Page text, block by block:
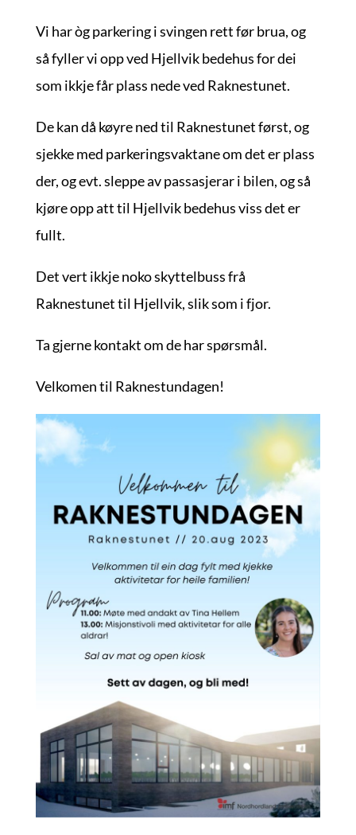
Vi har òg parkering i svingen rett før brua, og
så fyller vi opp ved Hjellvik bedehus for dei
som ikkje får plass nede ved Raknestunet.
De kan då køyre ned til Raknestunet først, og
sjekke med parkeringsvaktane om det er plass
der, og evt. sleppe av passasjerar i bilen, og så
kjøre opp att til Hjellvik bedehus viss det er
fullt.
Det vert ikkje noko skyttelbuss frå
Raknestunet til Hjellvik, slik som i fjor.
Ta gjerne kontakt om de har spørsmål.
Velkomen til Raknestundagen!